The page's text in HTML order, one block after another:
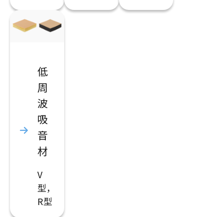
低
周
波
吸
音
材
V
型，
R型